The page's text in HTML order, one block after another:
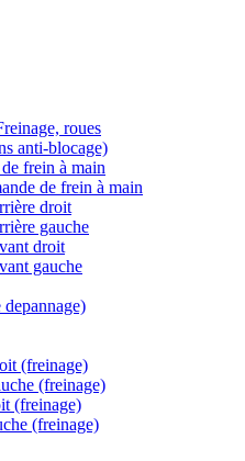
roues
anti-blocage)
frein à main
de frein à main
droit
gauche
droit
gauche
(freinage)
(freinage)
(freinage)
(freinage)